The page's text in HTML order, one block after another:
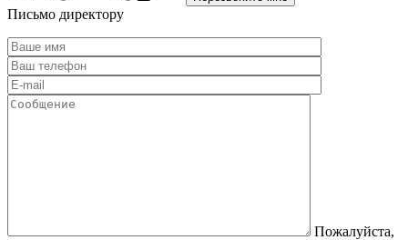
Письмо директору
Пожалуйста,